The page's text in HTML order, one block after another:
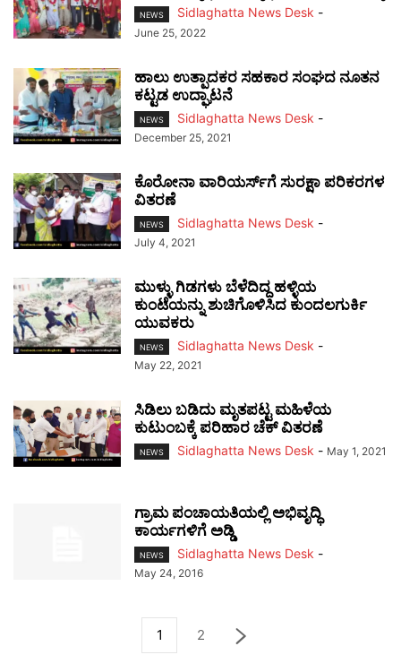
NEWS Sidlaghatta News Desk -
June 25, 2022
ಹಾಲು ಉತ್ಪಾದಕರ ಸಹಕಾರ ಸಂಘದ ನೂತನ
ಕಟ್ಟಡ ಉದ್ಘಾಟನೆ
NEWS Sidlaghatta News Desk -
December 25, 2021
ಕೊರೋನಾ ವಾರಿಯರ್ಸ್‍ಗೆ ಸುರಕ್ಷಾ ಪರಿಕರಗಳ
ವಿತರಣೆ
NEWS Sidlaghatta News Desk -
July 4, 2021
ಮುಳ್ಳು ಗಿಡಗಳು ಬೆಳೆದಿದ್ದ ಹಳ್ಳಿಯ
ಕುಂಟೆಯನ್ನು ಶುಚಿಗೊಳಿಸಿದ ಕುಂದಲಗುರ್ಕಿ
ಯುವಕರು
NEWS Sidlaghatta News Desk -
May 22, 2021
ಸಿಡಿಲು ಬಡಿದು ಮೃತಪಟ್ಟ ಮಹಿಳೆಯ
ಕುಟುಂಬಕ್ಕೆ ಪರಿಹಾರ ಚೆಕ್ ವಿತರಣೆ
NEWS Sidlaghatta News Desk - May 1, 2021
ಗ್ರಾಮ ಪಂಚಾಯತಿಯಲ್ಲಿ ಅಭಿವೃದ್ಧಿ
ಕಾರ್ಯಗಳಿಗೆ ಅಡ್ಡಿ
NEWS Sidlaghatta News Desk -
May 24, 2016
1 2